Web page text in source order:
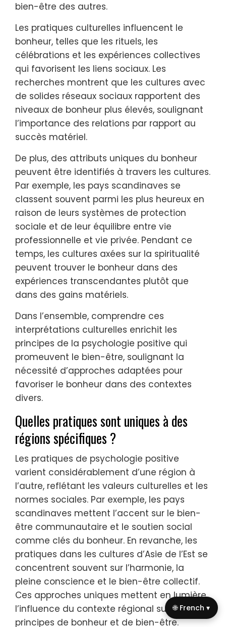
bien-être des autres.
Les pratiques culturelles influencent le
bonheur, telles que les rituels, les
célébrations et les expériences collectives
qui favorisent les liens sociaux. Les
recherches montrent que les cultures avec
de solides réseaux sociaux rapportent des
niveaux de bonheur plus élevés, soulignant
l’importance des relations par rapport au
succès matériel.
De plus, des attributs uniques du bonheur
peuvent être identifiés à travers les cultures.
Par exemple, les pays scandinaves se
classent souvent parmi les plus heureux en
raison de leurs systèmes de protection
sociale et de leur équilibre entre vie
professionnelle et vie privée. Pendant ce
temps, les cultures axées sur la spiritualité
peuvent trouver le bonheur dans des
expériences transcendantes plutôt que
dans des gains matériels.
Dans l’ensemble, comprendre ces
interprétations culturelles enrichit les
principes de la psychologie positive qui
promeuvent le bien-être, soulignant la
nécessité d’approches adaptées pour
favoriser le bonheur dans des contextes
divers.
Quelles pratiques sont uniques à des
régions spécifiques ?
Les pratiques de psychologie positive
varient considérablement d’une région à
l’autre, reflétant les valeurs culturelles et les
normes sociales. Par exemple, les pays
scandinaves mettent l’accent sur le bien-
être communautaire et le soutien social
comme clés du bonheur. En revanche, les
pratiques dans les cultures d’Asie de l’Est se
concentrent souvent sur l’harmonie, la
pleine conscience et le bien-être collectif.
Ces approches uniques mettent en lumière
l’influence du contexte régional sur les
principes de bonheur et de bien-être.
🌐 French ▾